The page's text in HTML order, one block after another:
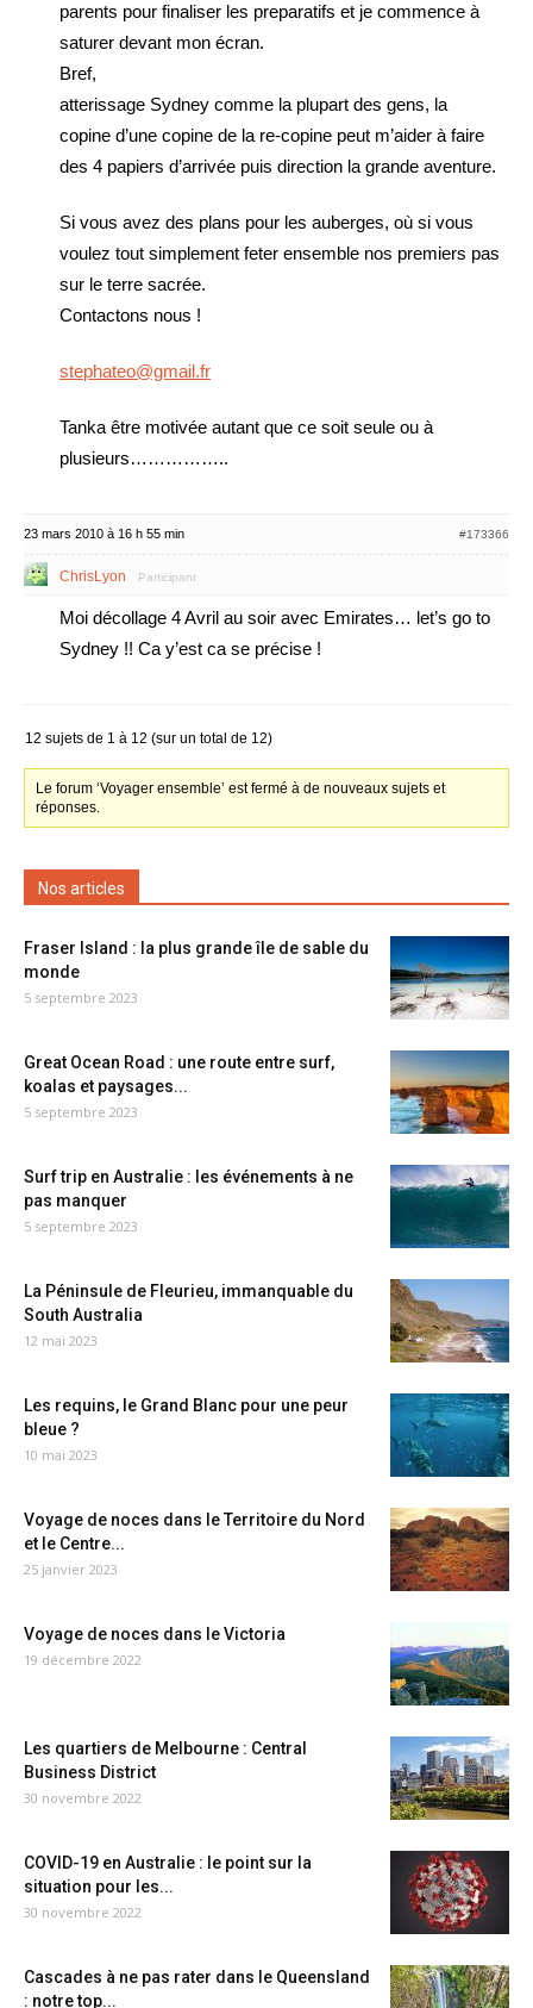
parents pour finaliser les preparatifs et je commence à
saturer devant mon écran.
Bref,
atterissage Sydney comme la plupart des gens, la
copine d’une copine de la re-copine peut m’aider à faire
des 4 papiers d’arrivée puis direction la grande aventure.
Si vous avez des plans pour les auberges, où si vous
voulez tout simplement feter ensemble nos premiers pas
sur le terre sacrée.
Contactons nous !
stephateo@gmail.fr
Tanka être motivée autant que ce soit seule ou à
plusieurs……………..
23 mars 2010 à 16 h 55 min #173366
ChrisLyon Participant
Moi décollage 4 Avril au soir avec Emirates… let’s go to
Sydney !! Ca y’est ca se précise !
12 sujets de 1 à 12 (sur un total de 12)
Le forum ‘Voyager ensemble’ est fermé à de nouveaux sujets et
réponses.
Nos articles
Fraser Island : la plus grande île de sable du
monde
5 septembre 2023
Great Ocean Road : une route entre surf,
koalas et paysages...
5 septembre 2023
Surf trip en Australie : les événements à ne
pas manquer
5 septembre 2023
La Péninsule de Fleurieu, immanquable du
South Australia
12 mai 2023
Les requins, le Grand Blanc pour une peur
bleue ?
10 mai 2023
Voyage de noces dans le Territoire du Nord
et le Centre...
25 janvier 2023
Voyage de noces dans le Victoria
19 décembre 2022
Les quartiers de Melbourne : Central
Business District
30 novembre 2022
COVID-19 en Australie : le point sur la
situation pour les...
30 novembre 2022
Cascades à ne pas rater dans le Queensland
: notre top...